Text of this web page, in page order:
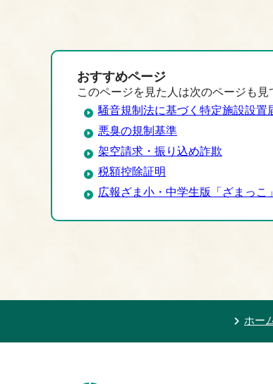
おすすめページ
このページを見た人は次のページも見
騒音規制法に基づく特定施設設置
悪臭の規制基準
架空請求・振り込め詐欺
税額控除証明
広報ざま小・中学生版「ざまっこ
ホー